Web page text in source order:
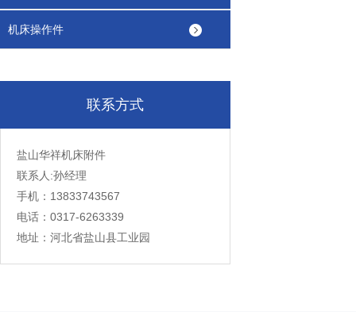
机床操作件
联系方式
盐山华祥机床附件
联系人:孙经理
手机：13833743567
电话：0317-6263339
地址：河北省盐山县工业园